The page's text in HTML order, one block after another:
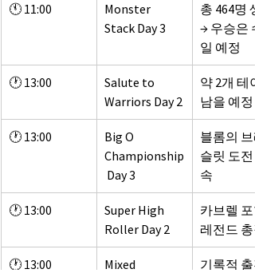
🕚 11:00
Monster
Stack Day 3
총 464명
→ 우승은
일 예정
🕐 13:00
Salute to
Warriors Day 2
약 2개 테
남을 예정
🕐 13:00
Big O
Championship
Day 3
블롬의 브
슬릿 도전
속
🕐 13:00
Super High
Roller Day 2
카브렐 포
레전드 총
🕐 13:00
Mixed
기록적 출